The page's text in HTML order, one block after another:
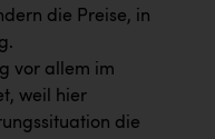
die Preise, in
vor allem im
weil hier
die